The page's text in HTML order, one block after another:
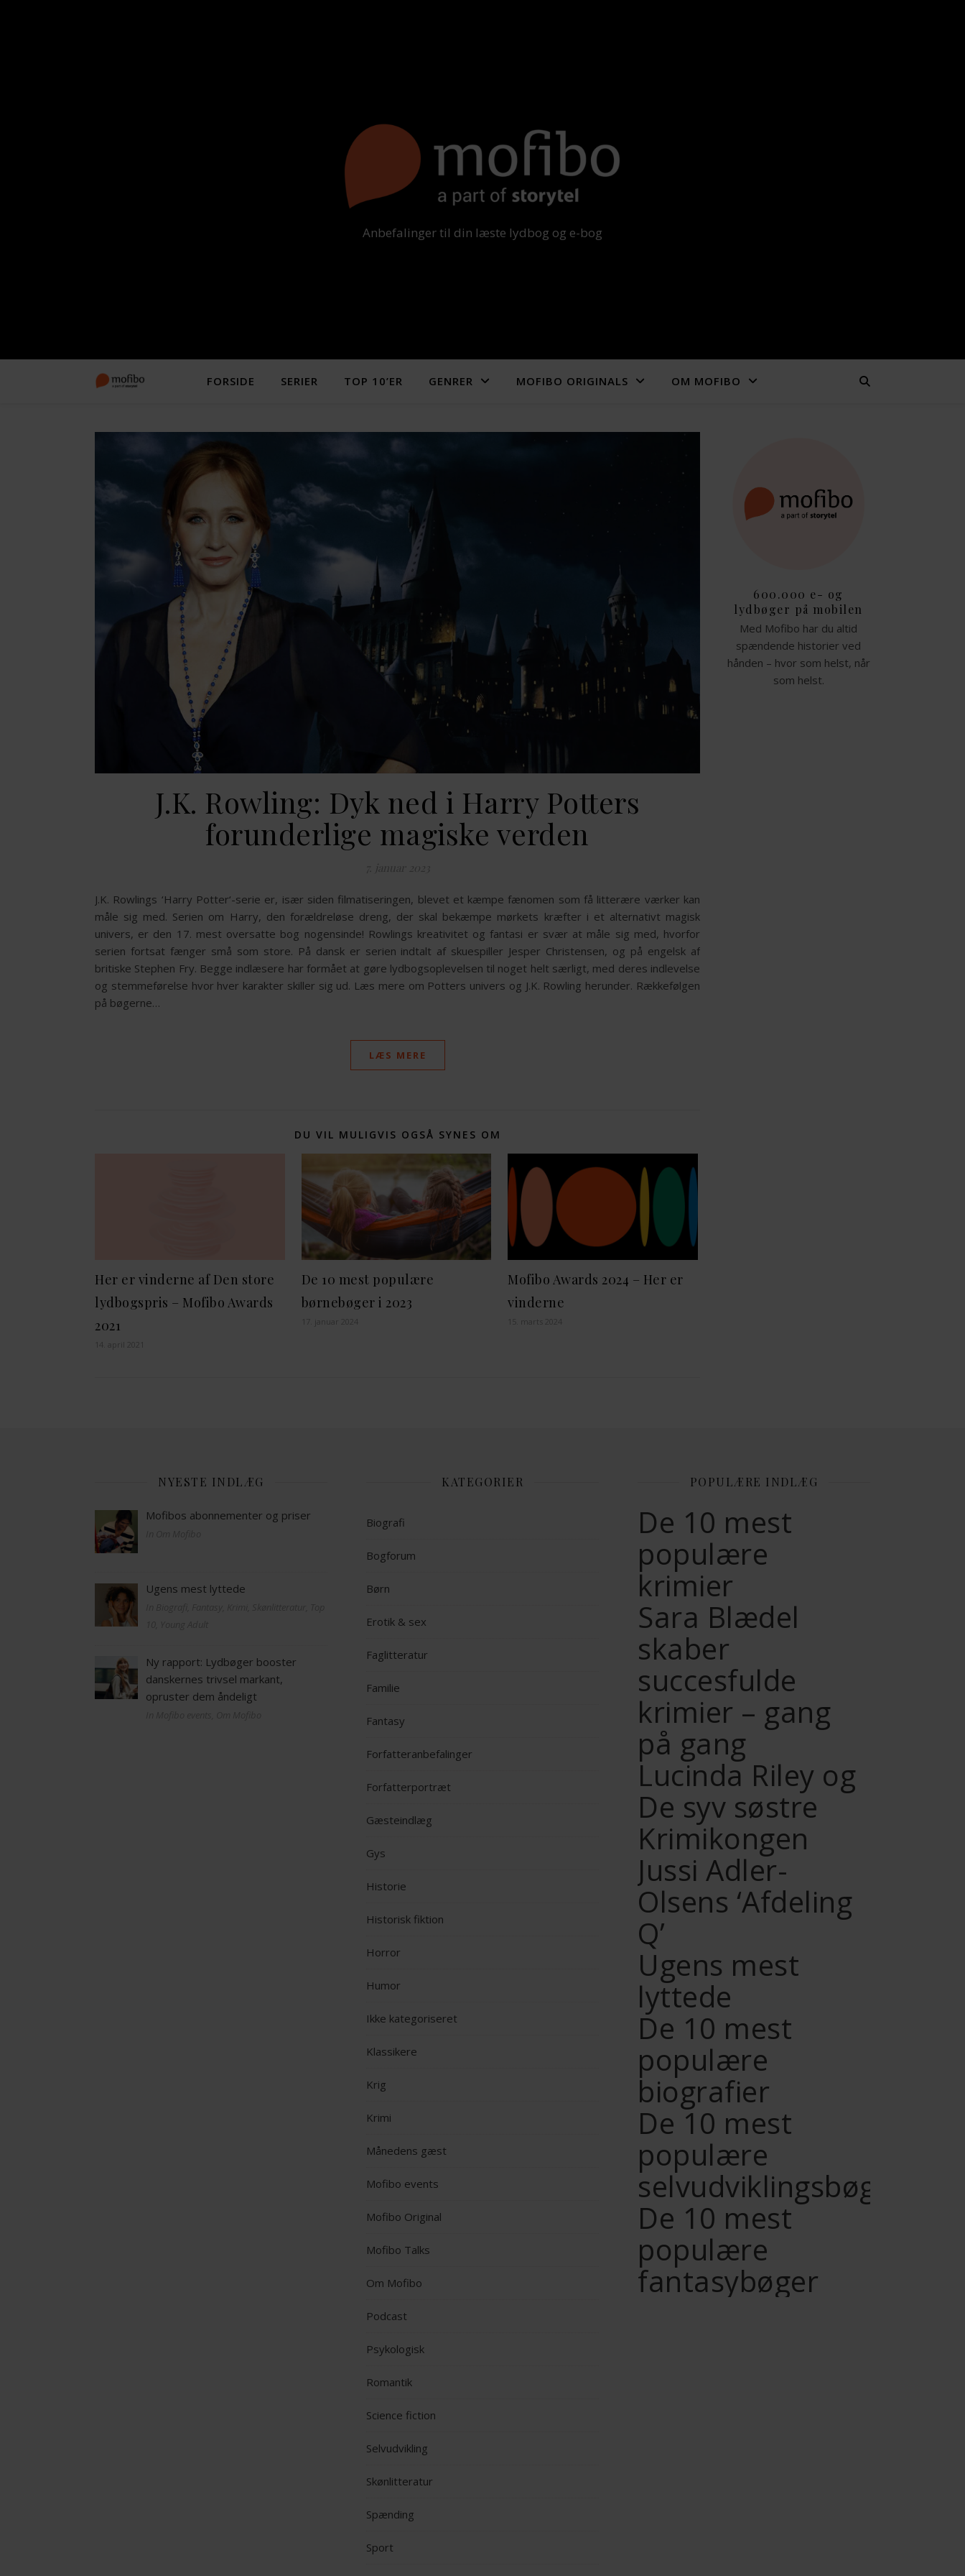
Anbefalinger til din læste lydbog og e-bog
FORSIDE SERIER TOP 10’ER GENRER MOFIBO ORIGINALS OM MOFIBO
J.K. Rowling: Dyk ned i Harry Potters
forunderlige magiske verden
7. januar 2023
J.K. Rowlings ‘Harry Potter‘-serie er, især siden filmatiseringen, blevet et kæmpe fænomen som få litterære værker kan
måle sig med. Serien om Harry, den forældreløse dreng, der skal bekæmpe mørkets kræfter i et alternativt magisk
univers, er den 17. mest oversatte bog nogensinde! Rowlings kreativitet og fantasi er svær at måle sig med, hvorfor
serien fortsat fænger små som store. På dansk er serien indtalt af skuespiller Jesper Christensen, og på engelsk af
britiske Stephen Fry. Begge indlæsere har formået at gøre lydbogsoplevelsen til noget helt særligt, med deres indlevelse
og stemmeførelse hvor hver karakter skiller sig ud. Læs mere om Potters univers og J.K. Rowling herunder. Rækkefølgen
på bøgerne…
LÆS MERE
DU VIL MULIGVIS OGSÅ SYNES OM
Her er vinderne af Den store
lydbogspris – Mofibo Awards
2021
14. april 2021
De 10 mest populære
børnebøger i 2023
17. januar 2024
Mofibo Awards 2024 – Her er
vinderne
15. marts 2024
600.000 e- og
lydbøger på mobilen
Med Mofibo har du altid
spændende historier ved
hånden – hvor som helst, når
som helst.
NYESTE INDLÆG
Mofibos abonnementer og priser
Ugens mest lyttede
Ny rapport: Lydbøger booster
danskernes trivsel markant,
opruster dem åndeligt
KATEGORIER
Biografi
Bogforum
Børn
Erotik & sex
Faglitteratur
Familie
Fantasy
Forfatteranbefalinger
Forfatterportræt
Gæsteindlæg
Gys
Historie
Historisk fiktion
Horror
Humor
Ikke kategoriseret
Klassikere
Krig
Krimi
Månedens gæst
Mofibo events
Mofibo Original
Mofibo Talks
Om Mofibo
Podcast
Psykologisk
Romantik
Science fiction
Selvudvikling
Skønlitteratur
Spænding
Sport
POPULÆRE INDLÆG
De 10 mest
populære
krimier
Sara Blædel
skaber
succesfulde
krimier – gang
på gang
Lucinda Riley og
De syv søstre
Krimikongen
Jussi Adler-
Olsens ‘Afdeling
Q’
Ugens mest
lyttede
De 10 mest
populære
biografier
De 10 mest
populære
selvudviklingsbøger
De 10 mest
populære
fantasybøger